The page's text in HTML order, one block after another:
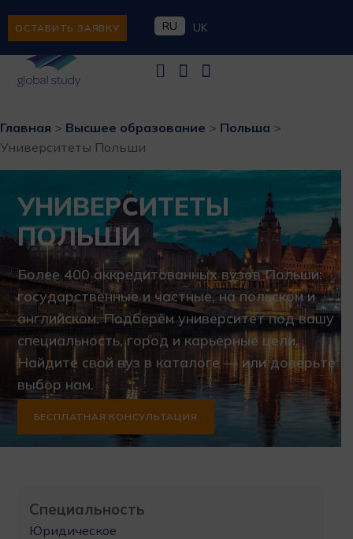
ОСТАВИТЬ ЗАЯВКУ RU UK
Главная > Высшее образование > Польша >
Университеты Польши
УНИВЕРСИТЕТЫ
ПОЛЬШИ
Более 400 аккредитованных вузов Польши:
государственные и частные, на польском и
английском. Подберём университет под вашу
специальность, город и карьерные цели.
Найдите свой вуз в каталоге — или доверьте
выбор нам.
БЕСПЛАТНАЯ КОНСУЛЬТАЦИЯ
Специальность
Юридическое